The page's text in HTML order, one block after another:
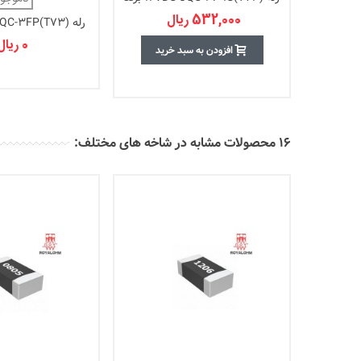
LIMING
532,000 ریال
افزودن به سبد خرید
QIANJI
0 ریال
16 محصولات مشابه در شاخه های مختلف: